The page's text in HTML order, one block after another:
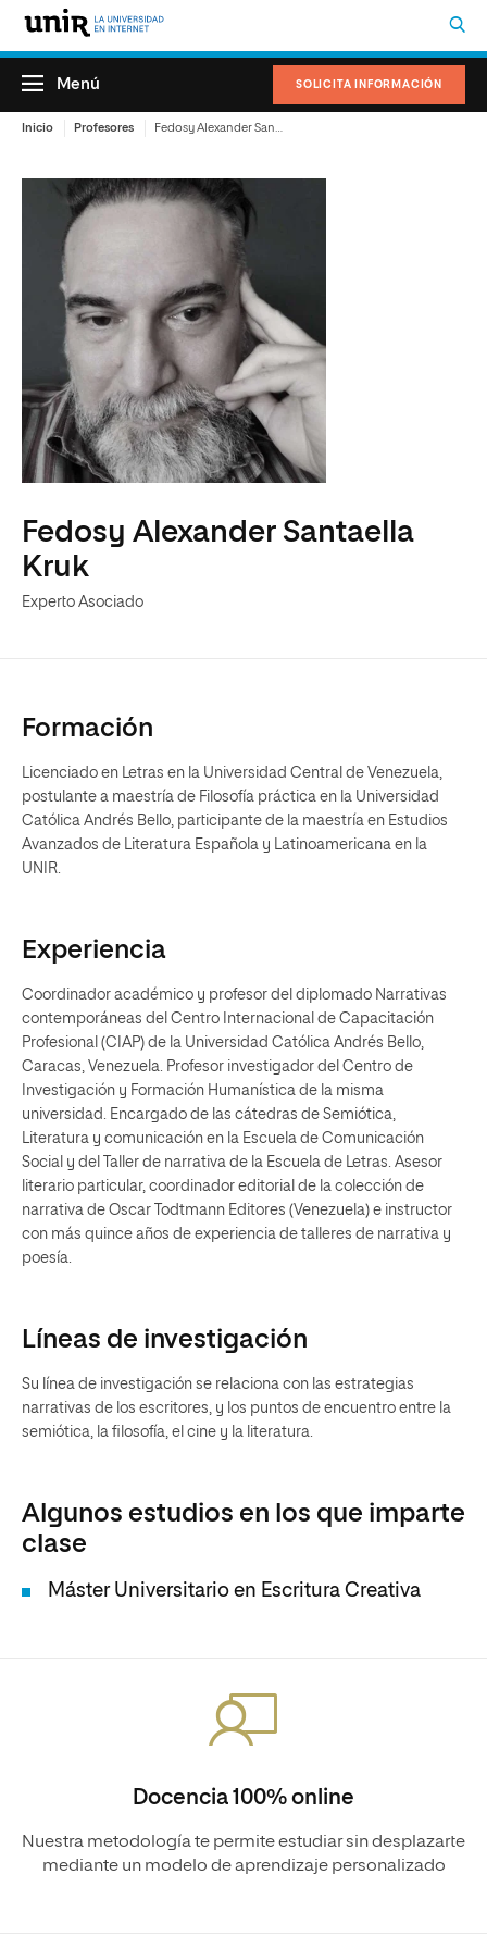
SOLICITA INFORMACIÓN
Menú
Inicio Profesores
Fedosy Alexander Santaella
Kruk
Experto Asociado
Formación
Licenciado en Letras en la Universidad Central de Venezuela,
postulante a maestría de Filosofía práctica en la Universidad
Católica Andrés Bello, participante de la maestría en Estudios
Avanzados de Literatura Española y Latinoamericana en la
UNIR.
Experiencia
Coordinador académico y profesor del diplomado Narrativas
contemporáneas del Centro Internacional de Capacitación
Profesional (CIAP) de la Universidad Católica Andrés Bello,
Caracas, Venezuela. Profesor investigador del Centro de
Investigación y Formación Humanística de la misma
universidad. Encargado de las cátedras de Semiótica,
Literatura y comunicación en la Escuela de Comunicación
Social y del Taller de narrativa de la Escuela de Letras. Asesor
literario particular, coordinador editorial de la colección de
narrativa de Oscar Todtmann Editores (Venezuela) e instructor
con más quince años de experiencia de talleres de narrativa y
poesía.
Líneas de investigación
Su línea de investigación se relaciona con las estrategias
narrativas de los escritores, y los puntos de encuentro entre la
semiótica, la filosofía, el cine y la literatura.
Algunos estudios en los que imparte
clase
Máster Universitario en Escritura Creativa
Docencia 100% online
Nuestra metodología te permite estudiar sin desplazarte
mediante un modelo de aprendizaje personalizado